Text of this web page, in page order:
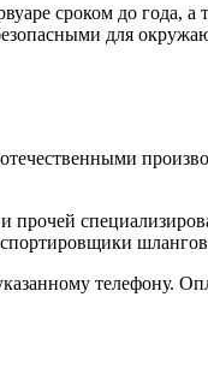
сроком до года, а
для
прочей
телефону.